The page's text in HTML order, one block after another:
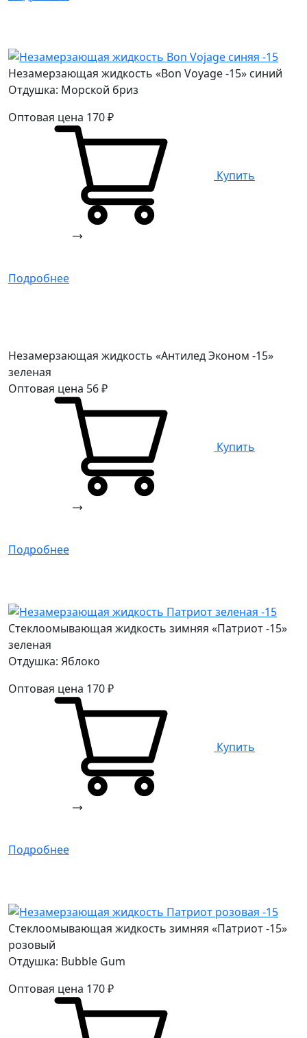
Незамерзающая жидкость «Bon Voyage -15» синий
Отдушка: Морской бриз
Оптовая цена 170₽
Купить
Подробнее
Незамерзающая жидкость «Антилед Эконом -15»
зеленая
Оптовая цена 56₽
Купить
Подробнее
Стеклоомывающая жидкость зимняя «Патриот -15»
зеленая
Отдушка: Яблоко
Оптовая цена 170₽
Купить
Подробнее
Стеклоомывающая жидкость зимняя «Патриот -15»
розовый
Отдушка: Bubble Gum
Оптовая цена 170₽